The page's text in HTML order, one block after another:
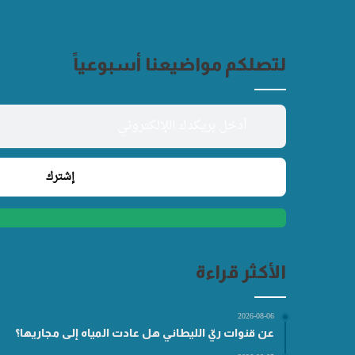
لتصلكم مواضيعنا أسبوعياً
الأكثر قراءة
2026-08-06
عن قنوات ريّ الليطاني هل عادت المياه إلى مجاريها؟